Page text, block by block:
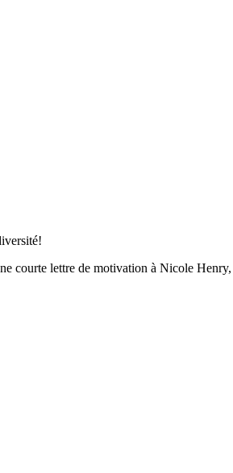
courte lettre de motivation à Nicole Henry,